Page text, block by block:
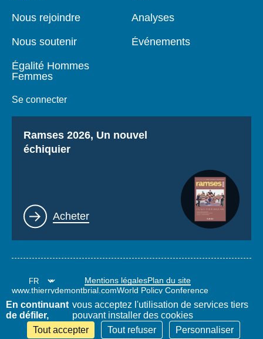
Nous rejoindre
Nous soutenir
Égalité Hommes
Femmes
Se connecter
Analyses
Événements
Titre
Ramses 2026, Un nouvel
échiquier
Lien
Acheter
Mentions légalesPlan du site
www.thierrydemontbrial.comWorld Policy Conference
En continuant
de défiler,
vous acceptez l'utilisation de services tiers
pouvant installer des cookies
Tout accepter
Tout refuser Personnaliser